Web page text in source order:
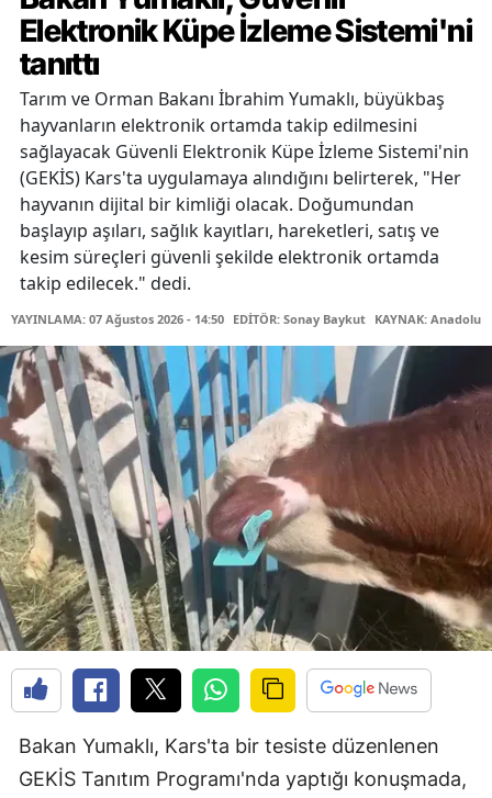
Elektronik Küpe İzleme Sistemi'ni
tanıttı
Tarım ve Orman Bakanı İbrahim Yumaklı, büyükbaş
hayvanların elektronik ortamda takip edilmesini
sağlayacak Güvenli Elektronik Küpe İzleme Sistemi'nin
(GEKİS) Kars'ta uygulamaya alındığını belirterek, "Her
hayvanın dijital bir kimliği olacak. Doğumundan
başlayıp aşıları, sağlık kayıtları, hareketleri, satış ve
kesim süreçleri güvenli şekilde elektronik ortamda
takip edilecek." dedi.
YAYINLAMA: 07 Ağustos 2026 - 14:50 EDİTÖR: Sonay Baykut KAYNAK: Anadolu
Bakan Yumaklı, Kars'ta bir tesiste düzenlenen
GEKİS Tanıtım Programı'nda yaptığı konuşmada,